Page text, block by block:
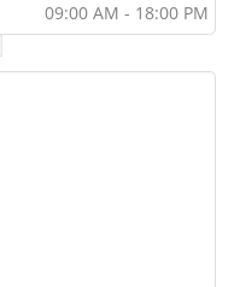
09:00 AM - 18:00 PM